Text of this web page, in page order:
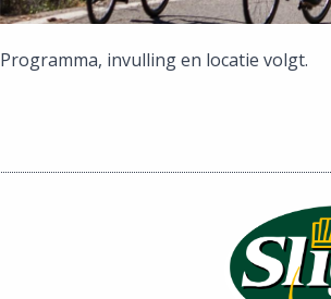
Programma, invulling en locatie volgt.